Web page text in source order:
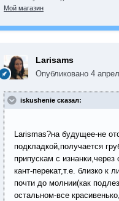
Мой магазин
Larisams
Опубликовано 4
iskushenie сказал:
Larismas?на будущее-не
подкладкой,получается
припускам с
кант-перекат,т.е. близко к
почти до молнии(как
остальном-все